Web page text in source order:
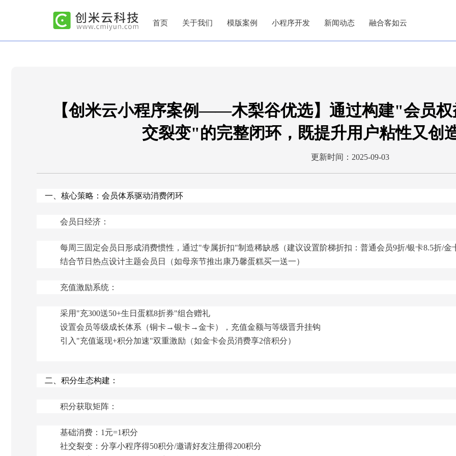
首页 关于我们 模版案例 小程序开发 新闻动态 融合客如云
【创米云小程序案例——木梨谷优选】通过构建"会员
交裂变"的完整闭环，既提升用户粘性又创
更新时间：2025-09-03
一、核心策略：会员体系驱动消费闭环
会员日经济：
每周三固定会员日形成消费惯性，通过"专属折扣"制造稀缺感（建议设置阶梯折扣：普通会员9折/银卡8.5折/金
结合节日热点设计主题会员日（如母亲节推出康乃馨蛋糕买一送一）
充值激励系统：
采用"充300送50+生日蛋糕8折券"组合赠礼
设置会员等级成长体系（铜卡→银卡→金卡），充值金额与等级晋升挂钩
引入"充值返现+积分加速"双重激励（如金卡会员消费享2倍积分）
二、积分生态构建：
积分获取矩阵：
基础消费：1元=1积分
社交裂变：分享小程序得50积分/邀请好友注册得200积分